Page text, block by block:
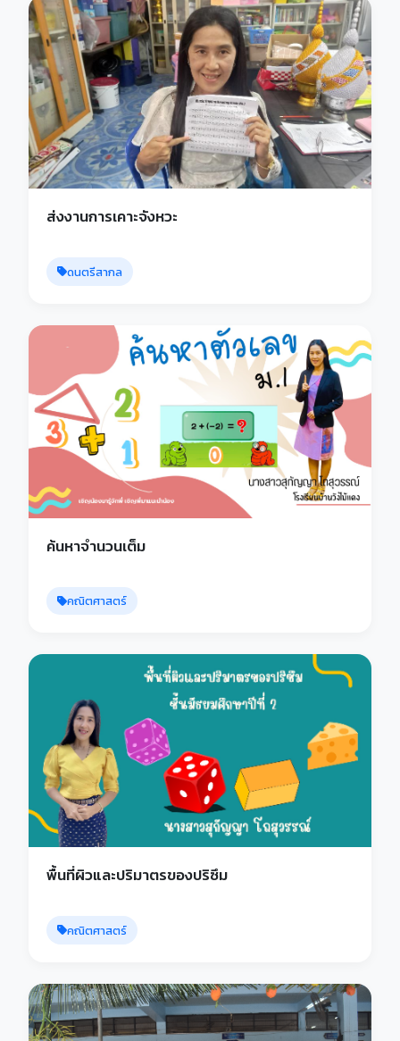
ส่งงานการเคาะจังหวะ
ดนตรีสากล
ค้นหาจำนวนเต็ม
คณิตศาสตร์
พื้นที่ผิวและปริมาตรของปริซึม
คณิตศาสตร์